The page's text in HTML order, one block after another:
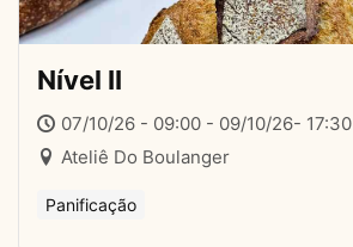
Nível II
07/10/26 - 09:00 - 09/10/26- 17:30
Ateliê Do Boulanger
Panificação